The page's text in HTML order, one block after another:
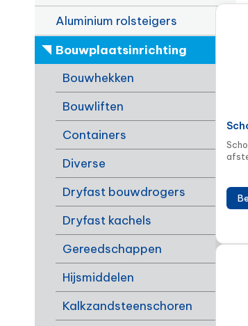
Aluminium rolsteigers
Bouwplaatsinrichting
Bouwhekken
Bouwliften
Containers
Diverse
Dryfast bouwdrogers
Dryfast kachels
Gereedschappen
Hijsmiddelen
Kalkzandsteenschoren